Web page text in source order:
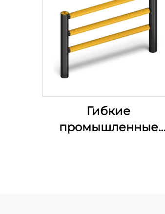
Гибкие
промышленные